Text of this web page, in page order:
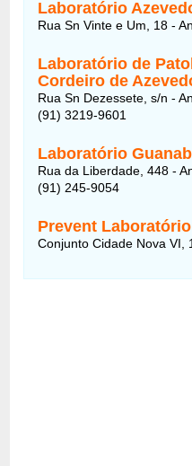
Laboratório
Rua Sn Vinte e Um, 18 -
Laboratório de
Cordeiro de
Rua Sn Dezessete, s/n -
(91) 3219-9601
Laboratório
Rua da Liberdade, 448 -
(91) 245-9054
Prevent Laboratório
Conjunto Cidade Nova VI,